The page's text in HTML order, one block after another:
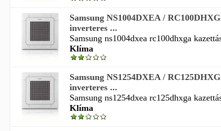
Samsung NS1004DXEA /
inverteres ...
Samsung ns1004dxea rc100dhxga
Klíma
Samsung NS1254DXEA /
inverteres ...
Samsung ns1254dxea rc125dhxga
Klíma